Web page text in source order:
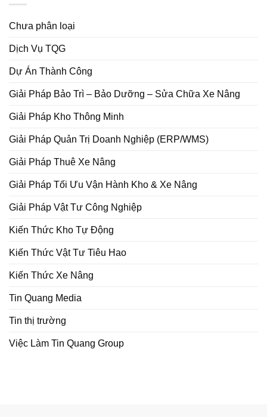
Chưa phân loại
Dịch Vụ TQG
Dự Án Thành Công
Giải Pháp Bảo Trì – Bảo Dưỡng – Sửa Chữa Xe Nâng
Giải Pháp Kho Thông Minh
Giải Pháp Quản Trị Doanh Nghiệp (ERP/WMS)
Giải Pháp Thuê Xe Nâng
Giải Pháp Tối Ưu Vận Hành Kho & Xe Nâng
Giải Pháp Vật Tư Công Nghiệp
Kiến Thức Kho Tự Động
Kiến Thức Vật Tư Tiêu Hao
Kiến Thức Xe Nâng
Tin Quang Media
Tin thị trường
Việc Làm Tin Quang Group